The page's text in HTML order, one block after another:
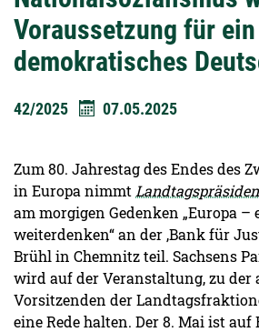
Voraussetzung für
demokratisches
42/2025 07.05.2025
Zum 80. Jahrestag des Endes des
in Europa nimmt
am morgigen Gedenken „Europa
weiterdenken“ an der ‚Bank für
Brühl in Chemnitz teil. Sachsens
wird auf der Veranstaltung, zu der
Vorsitzenden der
eine Rede halten. Der 8. Mai ist auf